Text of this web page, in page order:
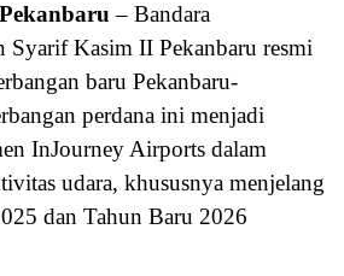
– Bandara
Syarif Kasim II Pekanbaru resmi
baru Pekanbaru-
perdana ini menjadi
InJourney Airports dalam
udara, khususnya menjelang
dan Tahun Baru 2026